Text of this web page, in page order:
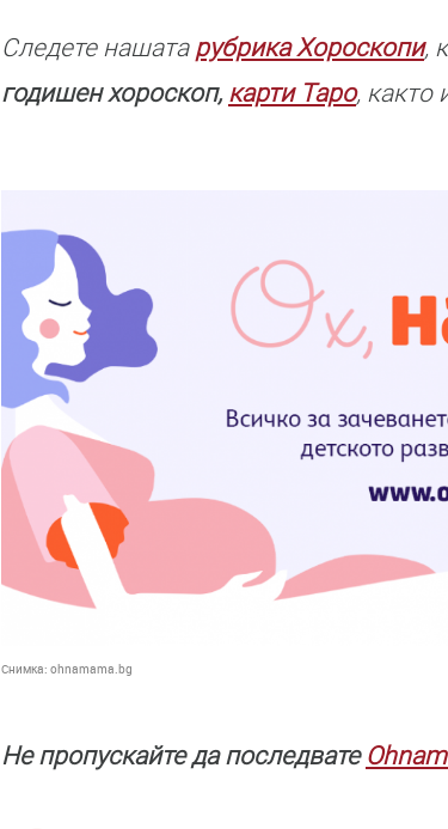
Следете нашата рубрика Хороскопи,
годишен хороскоп, карти Таро, както
Снимка: ohnamama.bg
Не пропускайте да последвате